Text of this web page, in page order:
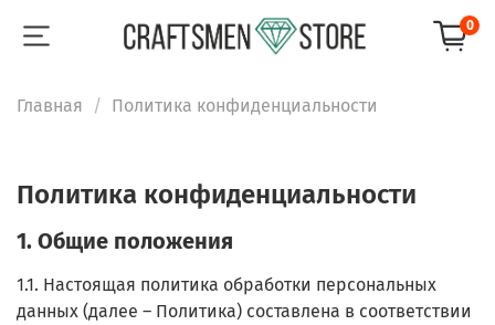
0
Главная Политика конфиденциальности
Политика конфиденциальности
1. Общие положения
1.1. Настоящая политика обработки персональных
данных (далее – Политика) составлена в соответствии